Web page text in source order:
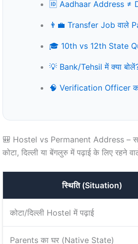
🆔 Aadhaar Address ≠
👨‍💼 Transfer Job वाले
🎓 10th vs 12th State
💡 Bank/Tehsil में क्या
🧠 Verification Officer
🎒 Hostel vs Permanent Address –
कोटा, दिल्ली या बेंगलुरु में पढ़ाई के लिए रहने
स्थिति (Situation)
कोटा/दिल्ली Hostel में पढ़ाई
Parents का घर (Native State)